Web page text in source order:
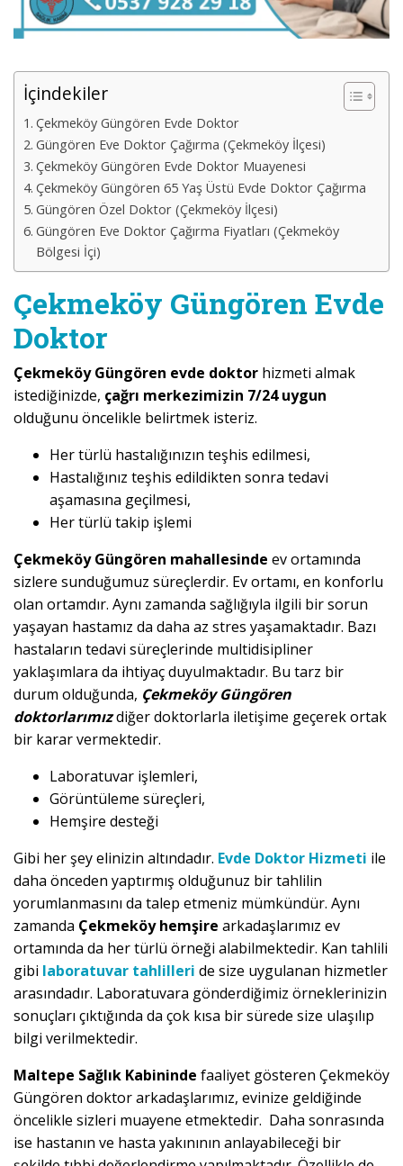
İçindekiler
Çekmeköy Güngören Evde Doktor
Güngören Eve Doktor Çağırma (Çekmeköy İlçesi)
Çekmeköy Güngören Evde Doktor Muayenesi
Çekmeköy Güngören 65 Yaş Üstü Evde Doktor Çağırma
Güngören Özel Doktor (Çekmeköy İlçesi)
Güngören Eve Doktor Çağırma Fiyatları (Çekmeköy
Bölgesi İçi)
Çekmeköy Güngören Evde
Doktor
Çekmeköy Güngören evde doktor hizmeti almak
istediğinizde, çağrı merkezimizin 7/24 uygun
olduğunu öncelikle belirtmek isteriz.
Her türlü hastalığınızın teşhis edilmesi,
Hastalığınız teşhis edildikten sonra tedavi
aşamasına geçilmesi,
Her türlü takip işlemi
Çekmeköy Güngören mahallesinde ev ortamında
sizlere sunduğumuz süreçlerdir. Ev ortamı, en konforlu
olan ortamdır. Aynı zamanda sağlığıyla ilgili bir sorun
yaşayan hastamız da daha az stres yaşamaktadır. Bazı
hastaların tedavi süreçlerinde multidisipliner
yaklaşımlara da ihtiyaç duyulmaktadır. Bu tarz bir
durum olduğunda, Çekmeköy Güngören
doktorlarımızdiğer doktorlarla iletişime geçerek ortak
bir karar vermektedir.
Laboratuvar işlemleri,
Görüntüleme süreçleri,
Hemşire desteği
Gibi her şey elinizin altındadır. Evde Doktor Hizmeti ile
daha önceden yaptırmış olduğunuz bir tahlilin
yorumlanmasını da talep etmeniz mümkündür. Aynı
zamanda Çekmeköy hemşire arkadaşlarımız ev
ortamında da her türlü örneği alabilmektedir. Kan tahlili
gibi laboratuvar tahlilleri de size uygulanan hizmetler
arasındadır. Laboratuvara gönderdiğimiz örneklerinizin
sonuçları çıktığında da çok kısa bir sürede size ulaşılıp
bilgi verilmektedir.
Maltepe Sağlık Kabininde faaliyet gösteren Çekmeköy
Güngören doktor arkadaşlarımız, evinize geldiğinde
öncelikle sizleri muayene etmektedir. Daha sonrasında
ise hastanın ve hasta yakınının anlayabileceği bir